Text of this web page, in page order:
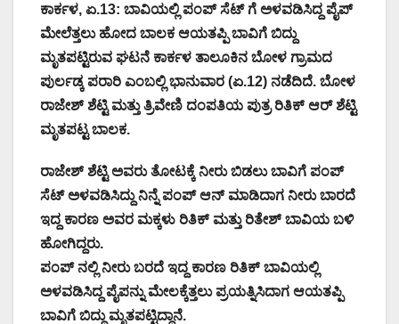
ಕಾರ್ಕಳ, ಏ.13: ಬಾವಿಯಲ್ಲಿ ಪಂಪ್ ಸೆಟ್ ಗೆ ಅಳವಡಿಸಿದ್ದ ಪೈಪ್
ಮೇಲೆತ್ತಲು ಹೋದ ಬಾಲಕ ಆಯತಪ್ಪಿ ಬಾವಿಗೆ ಬಿದ್ದು
ಮೃತಪಟ್ಟಿರುವ ಘಟನೆ ಕಾರ್ಕಳ ತಾಲೂಕಿನ ಬೋಳ ಗ್ರಾಮದ
ಪುರ್ಲಡ್ಕ ಪರಾರಿ ಎಂಬಲ್ಲಿ ಭಾನುವಾರ (ಏ.12) ನಡೆದಿದೆ. ಬೋಳ
ರಾಜೇಶ್ ಶೆಟ್ಟಿ ಮತ್ತು ತ್ರಿವೇಣಿ ದಂಪತಿಯ ಪುತ್ರ ರಿತಿಕ್ ಆರ್ ಶೆಟ್ಟಿ
ಮೃತಪಟ್ಟ ಬಾಲಕ.
ರಾಜೇಶ್ ಶೆಟ್ಟಿ ಅವರು ತೋಟಕ್ಕೆ ನೀರು ಬಿಡಲು ಬಾವಿಗೆ ಪಂಪ್
ಸೆಟ್ ಅಳವಡಿಸಿದ್ದು ನಿನ್ನೆ ಪಂಪ್ ಆನ್ ಮಾಡಿದಾಗ ನೀರು ಬಾರದೆ
ಇದ್ದ ಕಾರಣ ಅವರ ಮಕ್ಕಳು ರಿತಿಕ್ ಮತ್ತು ರಿತೇಶ್ ಬಾವಿಯ ಬಳಿ
ಹೋಗಿದ್ದರು.
ಪಂಪ್ ನಲ್ಲಿ ನೀರು ಬರದೆ ಇದ್ದ ಕಾರಣ ರಿತಿಕ್ ಬಾವಿಯಲ್ಲಿ
ಅಳವಡಿಸಿದ್ದ ಪೈಪನ್ನು ಮೇಲಕ್ಕೆತ್ತಲು ಪ್ರಯತ್ನಿಸಿದಾಗ ಆಯತಪ್ಪಿ
ಬಾವಿಗೆ ಬಿದ್ದು ಮೃತಪಟ್ಟಿದ್ದಾನೆ.